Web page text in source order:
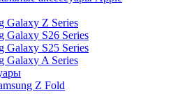
Galaxy Z Series
Galaxy S26 Series
Galaxy S25 Series
Galaxy A Series
Z Fold